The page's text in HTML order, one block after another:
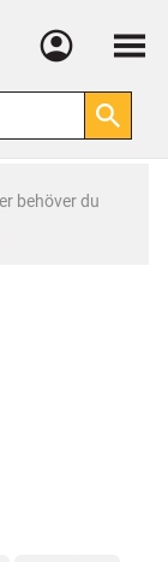
Meny
behöver du